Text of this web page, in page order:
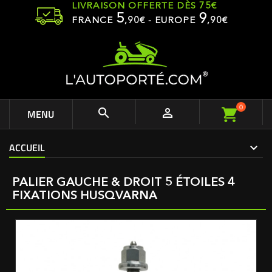
LIVRAISON OFFERTE DÈS 75€
FRANCE 5,90€ - EUROPE 9,90€
MENU   0
ACCUEIL
PALIER GAUCHE & DROIT 5 ÉTOILES 4
FIXATIONS HUSQVARNA